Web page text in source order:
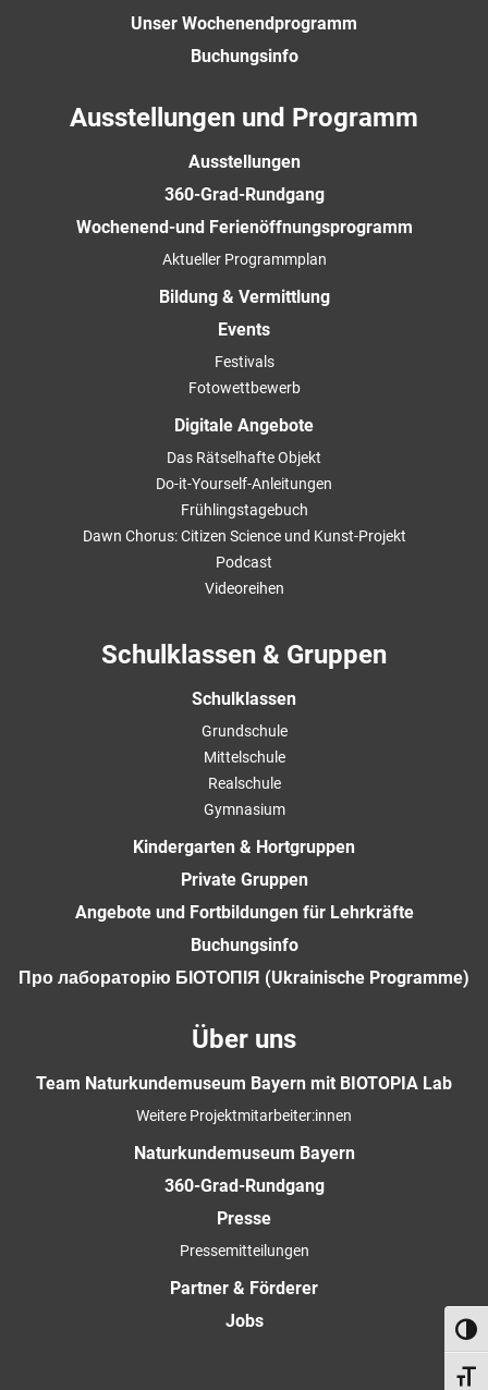
Unser Wochenendprogramm
Buchungsinfo
Ausstellungen und Programm
Ausstellungen
360-Grad-Rundgang
Wochenend-und Ferienöffnungsprogramm
Aktueller Programmplan
Bildung & Vermittlung
Events
Festivals
Fotowettbewerb
Digitale Angebote
Das Rätselhafte Objekt
Do-it-Yourself-Anleitungen
Frühlingstagebuch
Dawn Chorus: Citizen Science und Kunst-Projekt
Podcast
Videoreihen
Schulklassen & Gruppen
Schulklassen
Grundschule
Mittelschule
Realschule
Gymnasium
Kindergarten & Hortgruppen
Private Gruppen
Angebote und Fortbildungen für Lehrkräfte
Buchungsinfo
Про лабораторію БІОТОПІЯ (Ukrainische Programme)
Über uns
Team Naturkundemuseum Bayern mit BIOTOPIA Lab
Weitere Projektmitarbeiter:innen
Naturkundemuseum Bayern
360-Grad-Rundgang
Presse
Pressemitteilungen
Partner & Förderer
Jobs